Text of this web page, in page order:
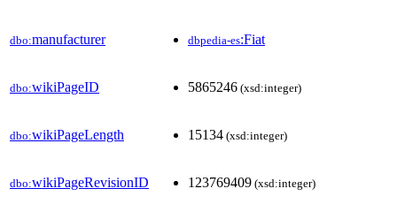
dbo:manufacturer dbpedia-es:Fiat
dbo:wikiPageID 5865246 (xsd:integer)
dbo:wikiPageLength 15134 (xsd:integer)
dbo:wikiPageRevisionID 123769409 (xsd:integer)